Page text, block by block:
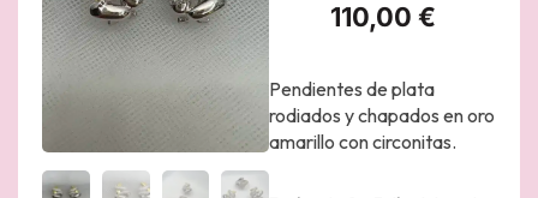
110,00 €
Pendientes de plata
rodiados y chapados en oro
amarillo con circonitas.